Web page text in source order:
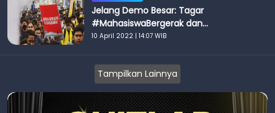
Jelang Demo Besar: Tagar
#MahasiswaBergerak dan
#SayaBersamaJokowi Tuai Pro Kontra
10 April 2022 | 14:07 WIB
Tampilkan Lainnya